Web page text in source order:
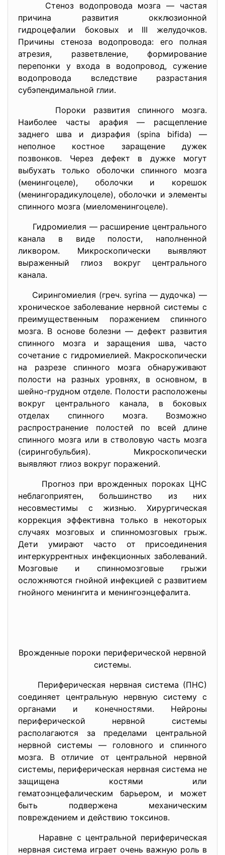
Стеноз водопровода мозга — частая
причина развития окклюзионной
гидроцефалии боковых и III желудочков.
Причины стеноза водопровода: его полная
атрезия, разветвление, формирование
перепонки у входа в водопровод, сужение
водопровода вследствие разрастания
субэпендимальной глии.
Пороки развития спинного мозга.
Наиболее часты арафия — расщепление
заднего шва и дизрафия (spina bifida) —
неполное костное заращение дужек
позвонков. Через дефект в дужке могут
выбухать только оболочки спинного мозга
(менингоцеле), оболочки и корешок
(менингорадикулоцеле), оболочки и элементы
спинного мозга (миеломенингоцеле).
Гидромиелия — расширение центрального
канала в виде полости, наполненной
ликвором. Микроскопически выявляют
выраженный глиоз вокруг центрального
канала.
Сирингомиелия (греч. syrina — дудочка) —
хроническое заболевание нервной системы с
преимущественным поражением спинного
мозга. В основе болезни — дефект развития
спинного мозга и заращения шва, часто
сочетание с гидромиелией. Макроскопически
на разрезе спинного мозга обнаруживают
полости на разных уровнях, в основном, в
шейно-грудном отделе. Полости расположены
вокруг центрального канала, в боковых
отделах спинного мозга. Возможно
распространение полостей по всей длине
спинного мозга или в стволовую часть мозга
(сирингобульбия). Микроскопически
выявляют глиоз вокруг поражений.
Прогноз при врожденных пороках ЦНС
неблагоприятен, большинство из них
несовместимы с жизнью. Хирургическая
коррекция эффективна только в некоторых
случаях мозговых и спинномозговых грыж.
Дети умирают часто от присоединения
интеркуррентных инфекционных заболеваний.
Мозговые и спинномозговые грыжи
осложняются гнойной инфекцией с развитием
гнойного менингита и менингоэнцефалита.
Врожденные пороки периферической нервной
системы.
Периферическая нервная система (ПНС)
соединяет центральную нервную систему с
органами и конечностями. Нейроны
периферической нервной системы
располагаются за пределами центральной
нервной системы — головного и спинного
мозга. В отличие от центральной нервной
системы, периферическая нервная система не
защищена костями или
гематоэнцефалическим барьером, и может
быть подвержена механическим
повреждением и действию токсинов.
Наравне с центральной периферическая
нервная система играет очень важную роль в